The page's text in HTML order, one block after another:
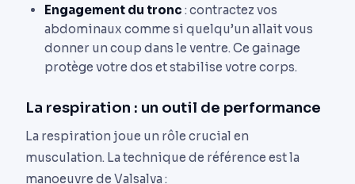
Engagement du tronc : contractez vos
abdominaux comme si quelqu’un allait vous
donner un coup dans le ventre. Ce gainage
protège votre dos et stabilise votre corps.
La respiration : un outil de performance
La respiration joue un rôle crucial en
musculation. La technique de référence est la
manoeuvre de Valsalva :